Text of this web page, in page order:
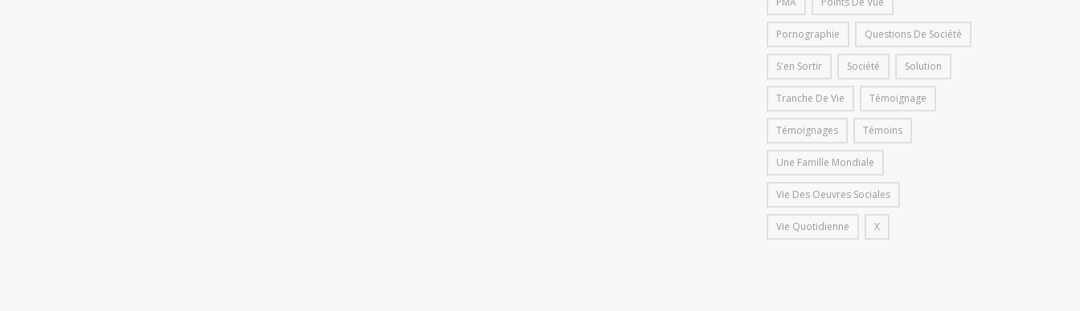
Pornographie Questions De Société
S'en Sortir Société Solution
Tranche De Vie Témoignage
Témoignages Témoins
Une Famille Mondiale
Vie Des Oeuvres Sociales
Vie Quotidienne X